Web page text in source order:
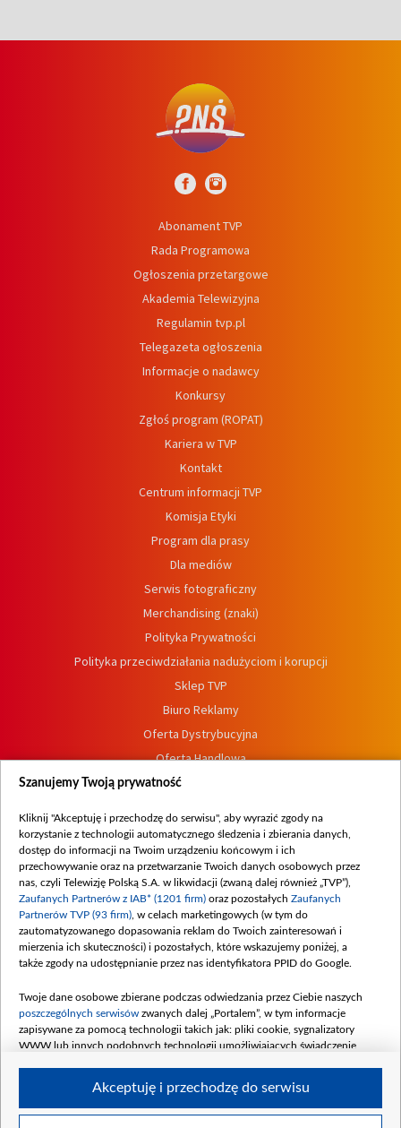
Abonament TVP
Rada Programowa
Ogłoszenia przetargowe
Akademia Telewizyjna
Regulamin tvp.pl
Telegazeta ogłoszenia
Informacje o nadawcy
Konkursy
Zgłoś program (ROPAT)
Kariera w TVP
Kontakt
Centrum informacji TVP
Komisja Etyki
Program dla prasy
Dla mediów
Serwis fotograficzny
Merchandising (znaki)
Polityka Prywatności
Polityka przeciwdziałania nadużyciom i korupcji
Sklep TVP
Biuro Reklamy
Oferta Dystrybucyjna
Oferta Handlowa
Dostępność
Procedura zgłoszeń wewnętrznych
Szanujemy Twoją prywatność
Kliknij "Akceptuję i przechodzę do serwisu", aby wyrazić zgody na
korzystanie z technologii automatycznego śledzenia i zbierania danych,
dostęp do informacji na Twoim urządzeniu końcowym i ich
przechowywanie oraz na przetwarzanie Twoich danych osobowych przez
nas, czyli Telewizję Polską S.A. w likwidacji (zwaną dalej również „TVP”),
Zaufanych Partnerów z IAB* (1201 firm) oraz pozostałych Zaufanych
Partnerów TVP (93 firm) , w celach marketingowych (w tym do
zautomatyzowanego dopasowania reklam do Twoich zainteresowań i
mierzenia ich skuteczności) i pozostałych, które wskazujemy poniżej, a
także zgody na udostępnianie przez nas identyfikatora PPID do Google.
Twoje dane osobowe zbierane podczas odwiedzania przez Ciebie naszych
poszczególnych serwisów zwanych dalej „Portalem”, w tym informacje
zapisywane za pomocą technologii takich jak: pliki cookie, sygnalizatory
WWW lub innych podobnych technologii umożliwiających świadczenie
Akceptuję i przechodzę do serwisu